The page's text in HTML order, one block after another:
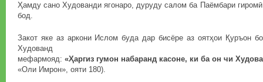
Ҳамду сано Худованди ягонаро, дуруду салом ба Паёмбари
бод.
Закот яке аз аркони Ислом буда дар бисёре аз оятҳои Қуръон
Худованд
мефармояд: «Ҳаргиз гумон набаранд касоне, ки ба он чи
«Оли Имрон», ояти 180).